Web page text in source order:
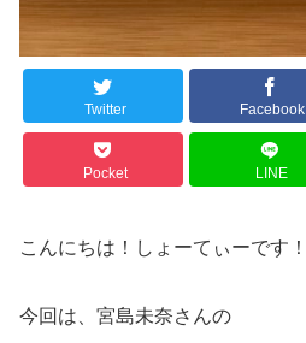
Twitter Facebook
Pocket LINE
こんにちは！しょーてぃーです！
今回は、宮島未奈さんの